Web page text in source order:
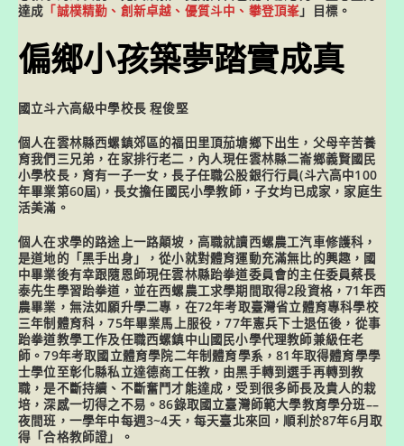
達成 「誠樸精勤、創新卓越、優質斗中、攀登頂峯」目標。
偏鄉小孩築夢踏實成真
國立斗六高級中學校長 程俊堅
個人在雲林縣西螺鎮郊區的福田里頂茄塘鄉下出生，父母辛苦養
育我們三兄弟，在家排行老二， 內人現任雲林縣二崙鄉義賢國民
小學校長，育有一子一女，長子任職公股銀行行員(斗六高中100
年畢業第60屆)，長女擔任國民小學教師，子女均已成家， 家庭生
活美滿。
個人在求學的路途上一路顛坡，高職就讀西螺農工汽車修護科 ，
是道地的「黑手出身」
，從小就對體育運動充滿無比的興趣，國
中畢業後有幸跟隨恩師現任雲林縣跆拳道委員會的主任委員蔡長
泰先生學習跆拳道，並在西螺農工求學期間取得2段資格，71年西
農畢業，無法如願升學二專，在72年考取臺灣省立體育專科學校
三年制體育科 ，75年畢業馬上服役，77年憲兵下士退伍後，從事
跆拳道教學工作及任職西螺鎮中山國民小學代理教師兼級任老
師。79年考取國立體育學院二年制體育學系 ，81年取得體育學學
士學位至彰化縣私立達德商工任教 ，由黑手轉到選手再轉到教
職 ，是不斷持續、不斷奮鬥才能達成，受到很多師長及貴人的栽
培，深感一切得之不易。86錄取國立臺灣師範大學教育學分班––
夜間班 ，一學年中每週3~4天，每天臺北來回，順利於87年6月取
得「合格教師證」。